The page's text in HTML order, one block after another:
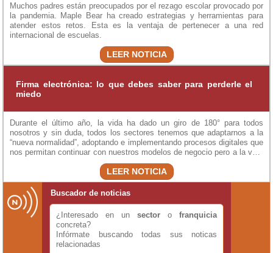
Muchos padres están preocupados por el rezago escolar provocado por
la pandemia. Maple Bear ha creado estrategias y herramientas para
atender estos retos. Esta es la ventaja de pertenecer a una red
internacional de escuelas.
LEER NOTICIA
Firma electrónica: lo que debes saber para perderle el
miedo
Durante el último año, la vida ha dado un giro de 180° para todos
nosotros y sin duda, todos los sectores tenemos que adaptarnos a la
“nueva normalidad”, adoptando e implementando procesos digitales que
nos permitan continuar con nuestros modelos de negocio pero a la vez,
nos brinden seguridad tanto en aspectos legales como sanitarios. Por
esa razón, es que ha tomado fuerza la Firma Electrónica en varios
sectores, incluido el sector del arrendamiento inmobiliario.
Comencemos a entender un poco más sobre la firma electrónica y por
qué es segura y confiable.
LEER NOTICIA
Buscador de noticias
¿Interesado en un sector o franquicia
concreta?
Infórmate buscando todas sus noticas
relacionadas